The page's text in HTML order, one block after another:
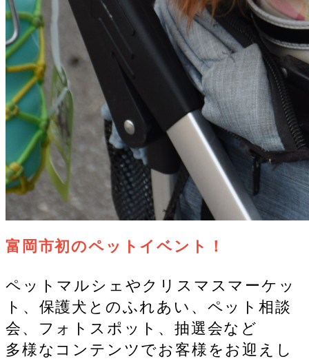
富岡市初のペットイベント！
ペットマルシェやクリスマスマーケッ
ト、保護犬とのふれあい、ペット相談
会、フォトスポット、抽選会など
多様なコンテンツでお客様をお迎えし